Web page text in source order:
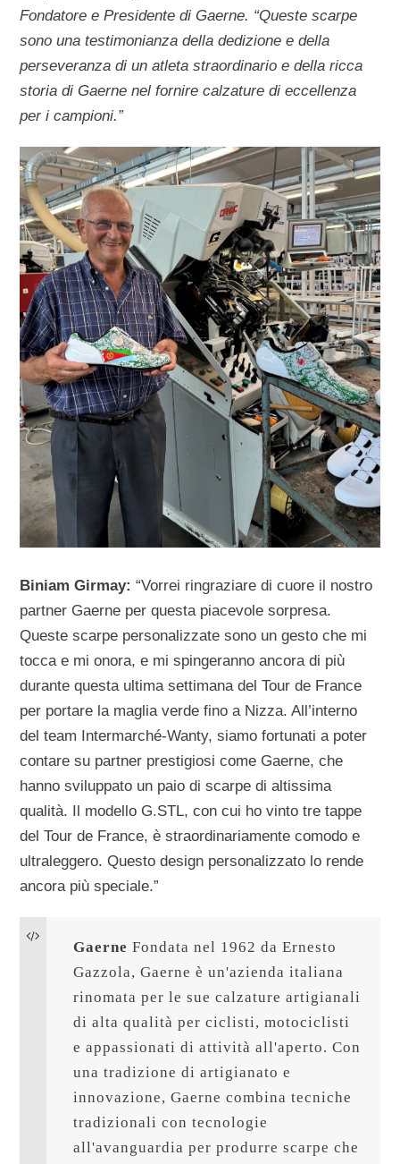
Fondatore e Presidente di Gaerne. “Queste scarpe
sono una testimonianza della dedizione e della
perseveranza di un atleta straordinario e della ricca
storia di Gaerne nel fornire calzature di eccellenza
per i campioni.”
Biniam Girmay: “Vorrei ringraziare di cuore il nostro
partner Gaerne per questa piacevole sorpresa.
Queste scarpe personalizzate sono un gesto che mi
tocca e mi onora, e mi spingeranno ancora di più
durante questa ultima settimana del Tour de France
per portare la maglia verde fino a Nizza. All’interno
del team Intermarché-Wanty, siamo fortunati a poter
contare su partner prestigiosi come Gaerne, che
hanno sviluppato un paio di scarpe di altissima
qualità. Il modello G.STL, con cui ho vinto tre tappe
del Tour de France, è straordinariamente comodo e
ultraleggero. Questo design personalizzato lo rende
ancora più speciale.”
Gaerne Fondata nel 1962 da Ernesto
Gazzola, Gaerne è un'azienda italiana
rinomata per le sue calzature artigianali
di alta qualità per ciclisti, motociclisti
e appassionati di attività all'aperto. Con
una tradizione di artigianato e
innovazione, Gaerne combina tecniche
tradizionali con tecnologie
all'avanguardia per produrre scarpe che